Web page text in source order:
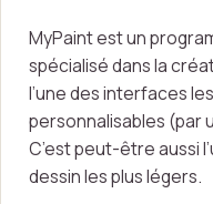
MyPaint est un
spécialisé dans la
l’une des interfaces
personnalisables (par
C’est peut-être aussi
dessin les plus légers.